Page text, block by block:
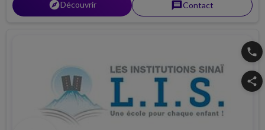
explorerDécouvrir messageContact
phone
share